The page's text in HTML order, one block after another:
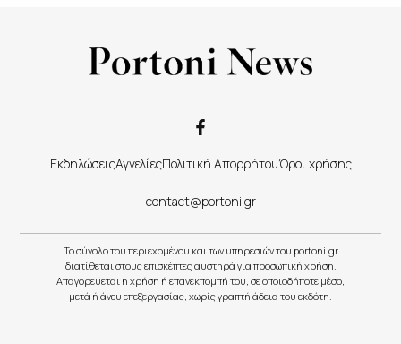
ΕκδηλώσειςΑγγελίεςΠολιτική ΑπορρήτουΌροι χρήσης
contact@portoni.gr
Το σύνολο του περιεχομένου και των υπηρεσιών του portoni.gr
διατίθεται στους επισκέπτες αυστηρά για προσωπική χρήση.
Απαγορεύεται η χρήση ή επανεκπομπή του, σε οποιοδήποτε μέσο,
μετά ή άνευ επεξεργασίας, χωρίς γραπτή άδεια του εκδότη.